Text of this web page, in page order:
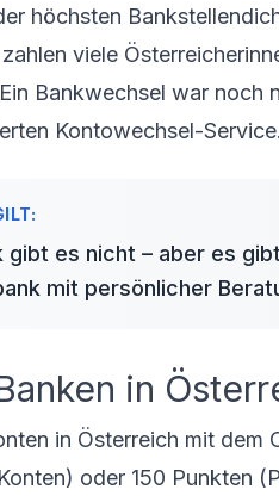
höchsten
viele
Bankwechsel war noch
Kontowechsel-
gibt es nicht – aber es
mit persönlicher
in
in Österreich mit dem
oder 150 Punkten